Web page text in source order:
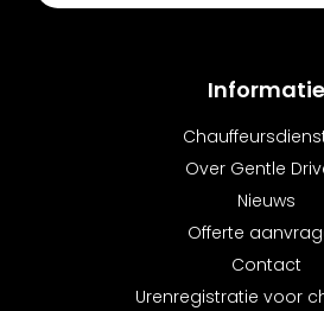
Informatie
Over Gentle
Nieuws
Offerte
Contact
Urenregistratie voor